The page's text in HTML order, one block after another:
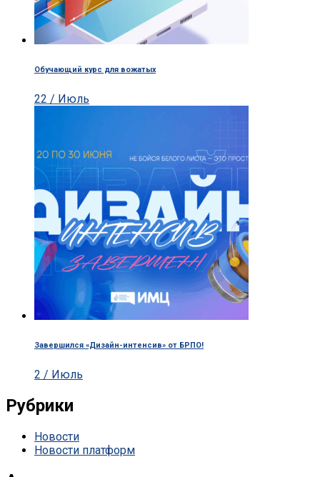
Обучающий курс для вожатых
22 / Июль
Завершился «Дизайн-интенсив» от БРПО!
2 / Июль
Рубрики
Новости
Новости платформ